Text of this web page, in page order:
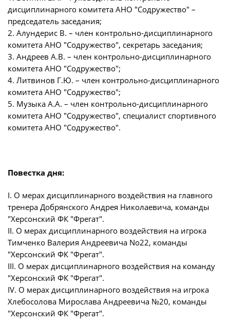
Дисквалификации
Новости
О турнире
Кубок Объединенного Чемпионата по
футболу "Содружество"
Календарь и результаты матчей
Статистика
Игроки
Дисквалификации
Новости
О турнире
Турнир Объединенного чемпионата по
футболу "Содружество" среди юношей
Юрист
Бухгалтерия
Служба безопасности
Пресс-служба
Отдел информационных технологий
Комитеты
Инспекторско-судейский комитет
Контрольно-дисциплинарный комитет
Документы
Учредительные документы
Регламентирующие документы
дисциплинарного комитета АНО "Содружество" –
председатель заседания;
2. Алундерис В. – член контрольно-дисциплинарного
комитета АНО "Содружество", секретарь заседания;
3. Андреев А.В. – член контрольно-дисциплинарного
комитета АНО "Содружество";
4. Литвинов Г.Ю. – член контрольно-дисциплинарного
комитета АНО "Содружество";
5. Музыка А.А. – член контрольно-дисциплинарного
комитета АНО "Содружество", специалист спортивного
комитета АНО "Содружество".
Повестка дня:
I. О мерах дисциплинарного воздействия на главного
тренера Добрянского Андрея Николаевича, команды
"Херсонский ФК "Фрегат".
II. О мерах дисциплинарного воздействия на игрока
Тимченко Валерия Андреевича No22, команды
"Херсонский ФК "Фрегат".
III. О мерах дисциплинарного воздействия на команду
"Херсонский ФК "Фрегат".
IV. О мерах дисциплинарного воздействия на игрока
Хлебосолова Мирослава Андреевича №20, команды
"Херсонский ФК "Фрегат".